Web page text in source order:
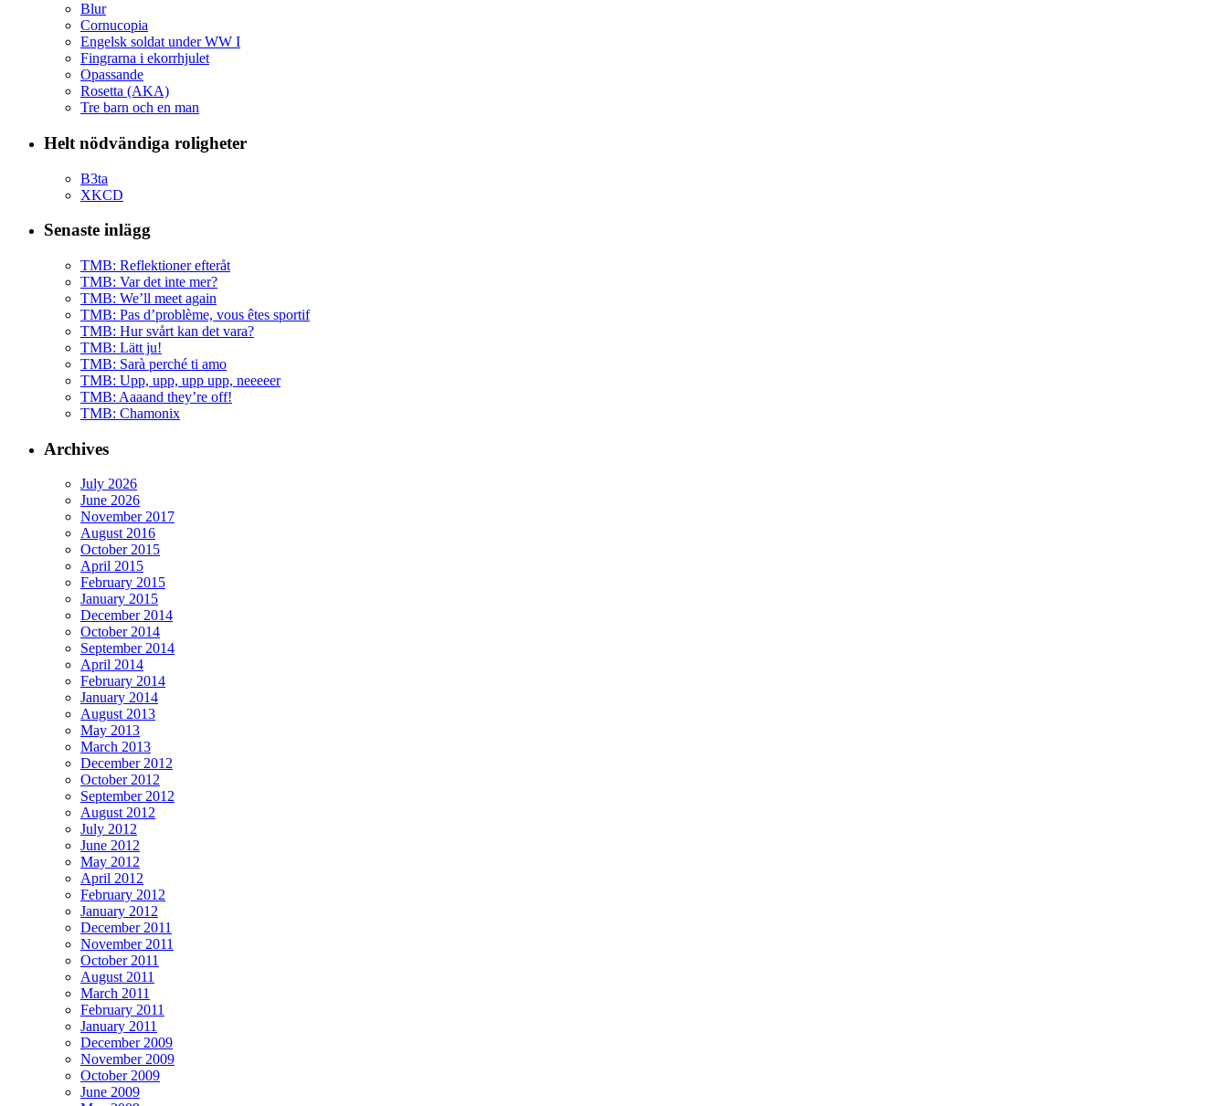
Blur
Cornucopia
Engelsk soldat under WW I
Fingrarna i ekorrhjulet
Opassande
Rosetta (AKA)
Tre barn och en man
Helt nödvändiga roligheter
B3ta
XKCD
Senaste inlägg
TMB: Reflektioner efteråt
TMB: Var det inte mer?
TMB: We’ll meet again
TMB: Pas d’problème, vous êtes sportif
TMB: Hur svårt kan det vara?
TMB: Lätt ju!
TMB: Sarà perché ti amo
TMB: Upp, upp, upp upp, neeeeer
TMB: Aaaand they’re off!
TMB: Chamonix
Archives
July 2026
June 2026
November 2017
August 2016
October 2015
April 2015
February 2015
January 2015
December 2014
October 2014
September 2014
April 2014
February 2014
January 2014
August 2013
May 2013
March 2013
December 2012
October 2012
September 2012
August 2012
July 2012
June 2012
May 2012
April 2012
February 2012
January 2012
December 2011
November 2011
October 2011
August 2011
March 2011
February 2011
January 2011
December 2009
November 2009
October 2009
June 2009